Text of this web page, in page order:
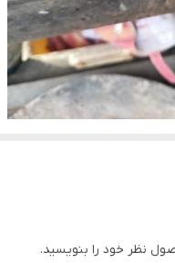
نظر خود را بنویسید.